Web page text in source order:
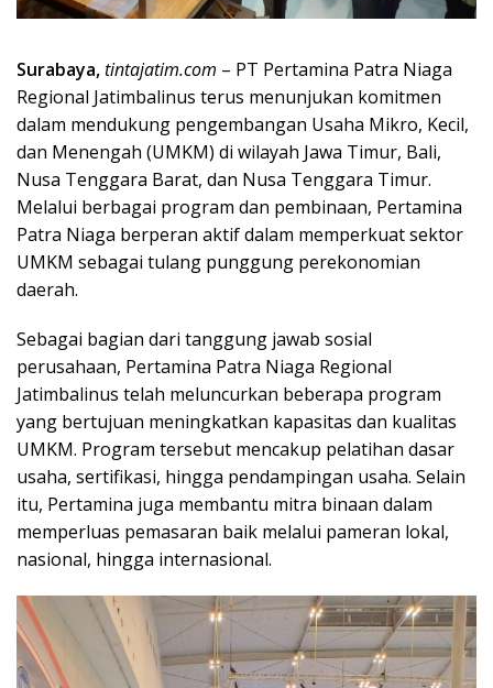
Surabaya,tintajatim.com – PT Pertamina Patra Niaga
Regional Jatimbalinus terus menunjukan komitmen
dalam mendukung pengembangan Usaha Mikro, Kecil,
dan Menengah (UMKM) di wilayah Jawa Timur, Bali,
Nusa Tenggara Barat, dan Nusa Tenggara Timur.
Melalui berbagai program dan pembinaan, Pertamina
Patra Niaga berperan aktif dalam memperkuat sektor
UMKM sebagai tulang punggung perekonomian
daerah.
Sebagai bagian dari tanggung jawab sosial
perusahaan, Pertamina Patra Niaga Regional
Jatimbalinus telah meluncurkan beberapa program
yang bertujuan meningkatkan kapasitas dan kualitas
UMKM. Program tersebut mencakup pelatihan dasar
usaha, sertifikasi, hingga pendampingan usaha. Selain
itu, Pertamina juga membantu mitra binaan dalam
memperluas pemasaran baik melalui pameran lokal,
nasional, hingga internasional.